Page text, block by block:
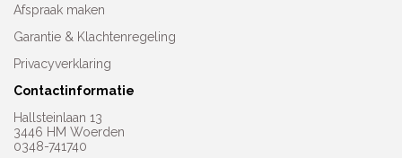
Afspraak maken
Garantie & Klachtenregeling
Privacyverklaring
Contactinformatie
Hallsteinlaan 13
3446 HM Woerden
0348-741740